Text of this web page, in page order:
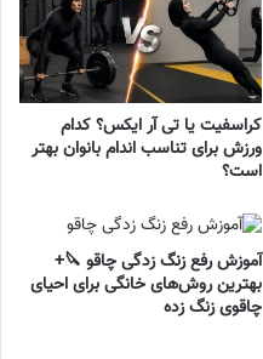
کراسفیت یا تی آر ایکس؟ کدام
ورزش برای تناسب اندام بانوان بهتر
است؟
آموزش رفع زنگ زدگی چاقو 🔪+
بهترین روش‌های خانگی برای احیای
چاقوی زنگ زده